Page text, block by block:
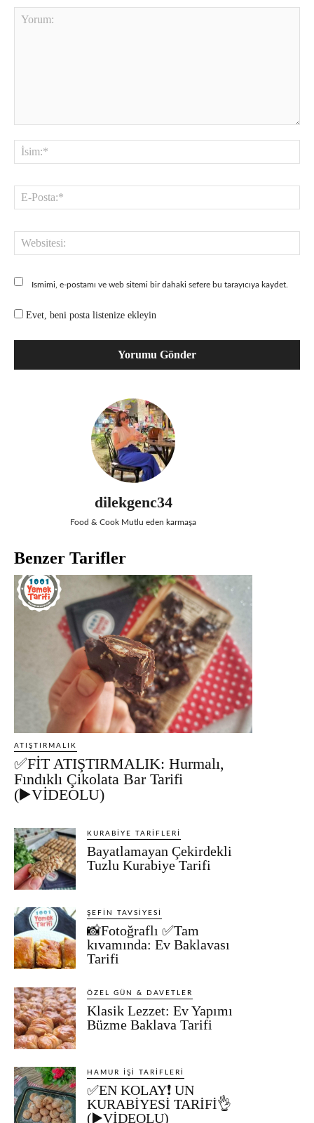
Ismimi, e-postamı ve web sitemi bir dahaki sefere bu tarayıcıya kaydet.
Evet, beni posta listenize ekleyin
dilekgenc34
Food & Cook Mutlu eden karmaşa
Benzer Tarifler
ATIŞTIRMALIK
✅FİT ATIŞTIRMALIK: Hurmalı,
Fındıklı Çikolata Bar Tarifi
(▶️VİDEOLU)
KURABIYE TARIFLERI
Bayatlamayan Çekirdekli
Tuzlu Kurabiye Tarifi
ŞEFIN TAVSIYESI
📸Fotoğraflı ✅Tam
kıvamında: Ev Baklavası
Tarifi
ÖZEL GÜN & DAVETLER
Klasik Lezzet: Ev Yapımı
Büzme Baklava Tarifi
HAMUR İŞI TARIFLERI
✅EN KOLAY❗ UN
KURABİYESİ TARİFİ👌
(▶️VİDEOLU)